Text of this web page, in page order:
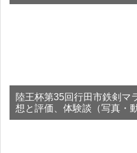
陸王杯第35回行田市鉄剣マ
想と評価、体験談（写真・